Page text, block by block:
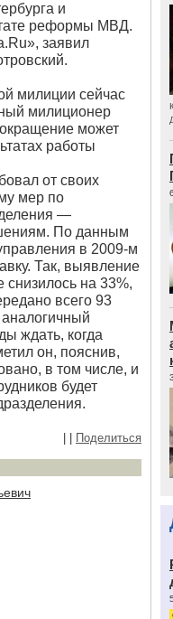
и
реформы МВД.
заявил
милиции сейчас
милиционер
может
работы
от своих
мер по
—
По данным
в 2009-м
Так, выявление
снизилось на 33%,
всего 93
ждать, когда
он, пояснив,
в том числе, и
будет
Поделиться